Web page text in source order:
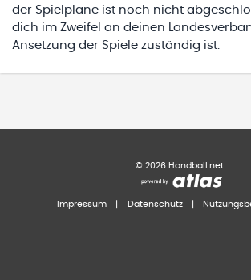
der Spielpläne ist noch nicht
dich im Zweifel an deinen
Ansetzung der Spiele zuständig ist.
© 2026 Handball.net
Impressum Datenschutz